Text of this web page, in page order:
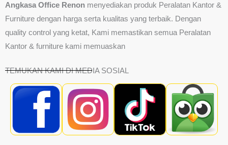
Angkasa Office Renon menyediakan produk Peralatan Kantor &
Furniture dengan harga serta kualitas yang terbaik. Dengan
quality control yang ketat, Kami memastikan semua Peralatan
Kantor & furniture kami memuaskan
TEMUKAN KAMI DI MEDIA SOSIAL